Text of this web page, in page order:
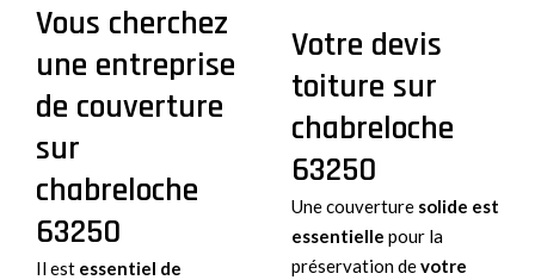
Vous cherchez
une entreprise
de couverture
sur
chabreloche
63250
Il est essentiel de
Votre devis
toiture sur
chabreloche
63250
Une couverture solide est
essentielle pour la
préservation devotre